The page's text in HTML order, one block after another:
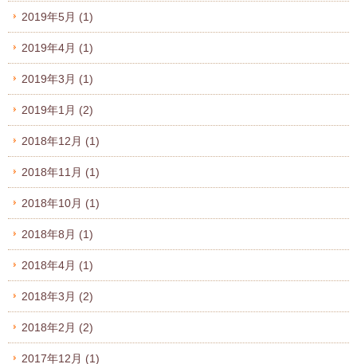
2019年5月 (1)
2019年4月 (1)
2019年3月 (1)
2019年1月 (2)
2018年12月 (1)
2018年11月 (1)
2018年10月 (1)
2018年8月 (1)
2018年4月 (1)
2018年3月 (2)
2018年2月 (2)
2017年12月 (1)